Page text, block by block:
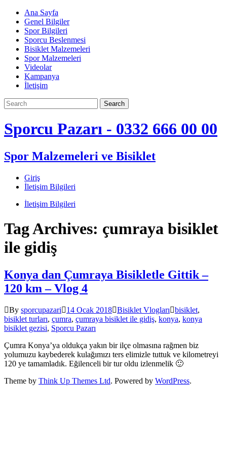
Skip
content
Ana Sayfa
Genel Bilgiler
Spor Bilgileri
Sporcu Beslenmesi
Bisiklet Malzemeleri
Spor Malzemeleri
Videolar
Kampanya
İletişim
Sporcu Pazarı - 0332 666 00 00
Spor Malzemeleri ve Bisiklet
Giriş
İletişim Bilgileri
İletişim Bilgileri
Tag Archives: çumraya bisiklet
ile gidiş
Konya dan Çumraya Bisikletle Gittik –
120 km – Vlog 4
By sporcupazari 14 Ocak 2018 Bisiklet Vlogları bisiklet,
bisiklet turları, çumra, çumraya bisiklet ile gidiş, konya, konya
bisiklet gezisi, Sporcu Pazarı
Çumra Konya’ya oldukça yakın bir ilçe olmasına rağmen biz
yolumuzu kaybederek kulağımızı ters elimizle tuttuk ve kilometreyi
120 ye tamamladık. Eğilenceli bir tur oldu izlenmelik 🙂
Theme by Think Up Themes Ltd. Powered by WordPress.